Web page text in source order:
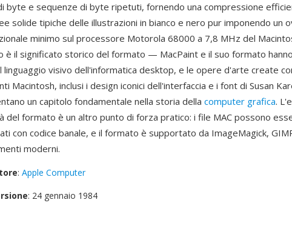
byte e sequenze di byte ripetuti, fornendo una compressione
solide tipiche delle illustrazioni in bianco e nero pur imponendo un
minimo sul processore Motorola 68000 a 7,8 MHz del
è il significato storico del formato — MacPaint e il suo formato
linguaggio visivo dell'informatica desktop, e le opere d'arte create
Macintosh, inclusi i design iconici dell'interfaccia e i font di Susan
un capitolo fondamentale nella storia della computer grafica.
del formato è un altro punto di forza pratico: i file MAC possono
con codice banale, e il formato è supportato da ImageMagick,
moderni.
: Apple Computer
: 24 gennaio 1984